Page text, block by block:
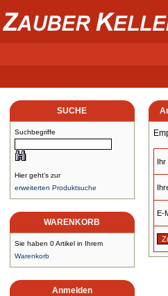
SUCHE
Suchbegriffe
Hier geht's zur
erweiterten Produktsuche
WARENKORB
Sie haben 0 Artikel in Ihrem
Warenkorb
Anmelden
Ihr
E-